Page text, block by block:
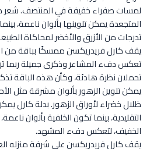
لمسات صفراء خفيفة في المنتصف. شعر
المتجعدة يمكن تلوينها بألوان ناعمة،
تدرجات من الأزرق والأخضر لمحاكاة
يقف كارل فريدريكسن ممسكًا بباقة من
تعكس دفء المشاعر وذكرى جميلة ربما
تحملان نظرة هادئة، وكأن هذه الباقة
يمكن تلوين الزهور بألوان مشرقة مثل
ظلال خضراء لأوراق الزهور. بدلة كارل
التقليدية، بينما تكون الخلفية بألوان
الخفيف، لتعكس دفء المشهد.
يقف كارل فريدريكسن على شرفة منزله